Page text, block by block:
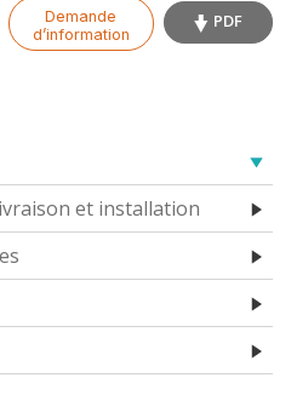
Demande
d’information
PDF
et installation